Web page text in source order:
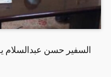
السفير حسن عبدالسلام